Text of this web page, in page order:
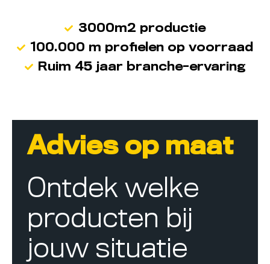
3000m2 productie
100.000 m profielen op voorraad
Ruim 45 jaar branche-ervaring
Advies op maat
Ontdek welke
producten bij
jouw situatie